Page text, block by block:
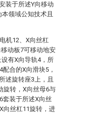
装于所述Y向移动
领域公知技术且
机12、X向丝杠
动板7可移动地安
有X向导轨4，所
合的X向滑块5，
述旋转座3上，且
旋转，X向丝母6与
套装于所述X向丝
向丝杠11旋转，进